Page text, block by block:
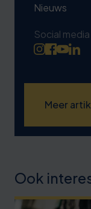
Nieuws
Social media
Meer
Ook